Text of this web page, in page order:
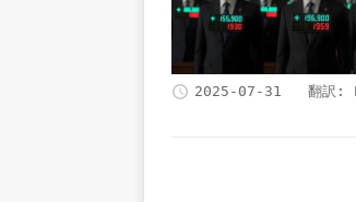
2025-07-31 翻訳: